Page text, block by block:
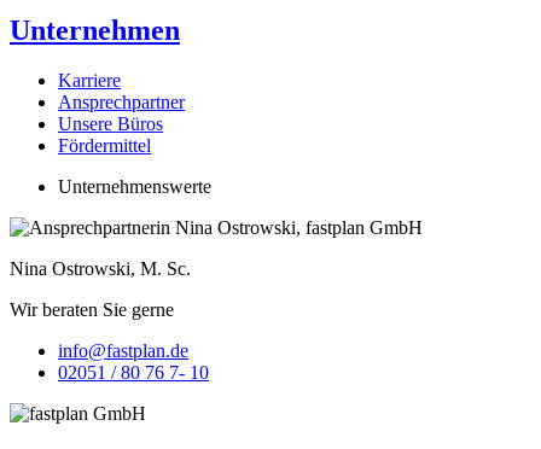
Unternehmen
Kar­rie­re
Ansprech­part­ner
Unse­re Büros
För­der­mit­tel
Unter­neh­mens­wer­te
Nina Ost­row­ski, M. Sc.
Wir bera­ten Sie gerne
info@fastplan.de
02051 / 80 76 7- 10